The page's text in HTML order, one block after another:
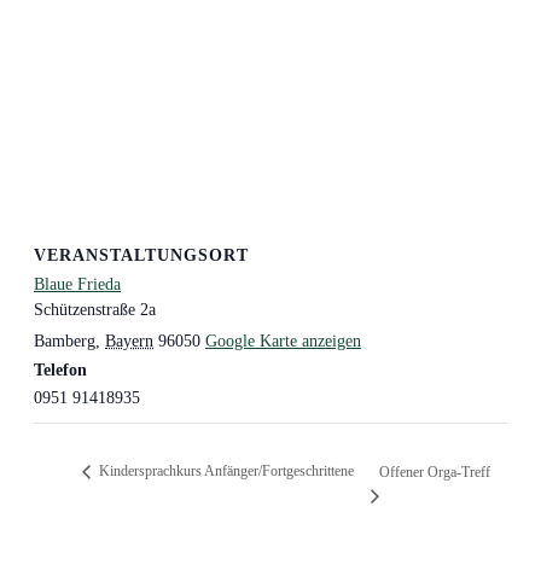
VERANSTALTUNGSORT
Blaue Frieda
Schützenstraße 2a
Bamberg Bayern 96050 Google Karte anzeigen
Telefon
0951 91418935
Kindersprachkurs Anfänger/Fortgeschrittene Offener Orga-Treff